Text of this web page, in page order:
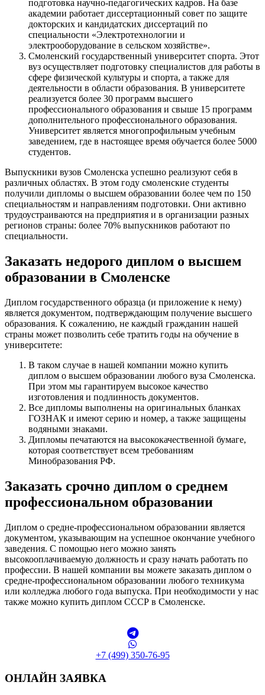
подготовка научно-педагогических кадров. На базе
академии работает диссертационный совет по защите
докторских и кандидатских диссертаций по
специальности «Электротехнологии и
электрооборудование в сельском хозяйстве».
Смоленский государственный университет спорта. Этот
вуз осуществляет подготовку специалистов для работы в
сфере физической культуры и спорта, а также для
деятельности в области образования. В университете
реализуется более 30 программ высшего
профессионального образования и свыше 15 программ
дополнительного профессионального образования.
Университет является многопрофильным учебным
заведением, где в настоящее время обучается более 5000
студентов.
Выпускники вузов Смоленска успешно реализуют себя в
различных областях. В этом году смоленские студенты
получили дипломы о высшем образовании более чем по 150
специальностям и направлениям подготовки. Они активно
трудоустраиваются на предприятия и в организации разных
регионов страны: более 70% выпускников работают по
специальности.
Заказать недорого диплом о высшем
образовании в Смоленске
Диплом государственного образца (и приложение к нему)
является документом, подтверждающим получение высшего
образования. К сожалению, не каждый гражданин нашей
страны может позволить себе тратить годы на обучение в
университете:
В таком случае в нашей компании можно купить
диплом о высшем образовании любого вуза Смоленска.
При этом мы гарантируем высокое качество
изготовления и подлинность документов.
Все дипломы выполнены на оригинальных бланках
ГОЗНАК и имеют серию и номер, а также защищены
водяными знаками.
Дипломы печатаются на высококачественной бумаге,
которая соответствует всем требованиям
Минобразования РФ.
Заказать срочно диплом о среднем
профессиональном образовании
Диплом о средне-профессиональном образовании является
документом, указывающим на успешное окончание учебного
заведения. С помощью него можно занять
высокооплачиваемую должность и сразу начать работать по
профессии. В нашей компании вы можете заказать диплом о
средне-профессиональном образовании любого техникума
или колледжа любого года выпуска. При необходимости у нас
также можно купить диплом СССР в Смоленске.
+7 (499) 350-76-95
ОНЛАЙН ЗАЯВКА